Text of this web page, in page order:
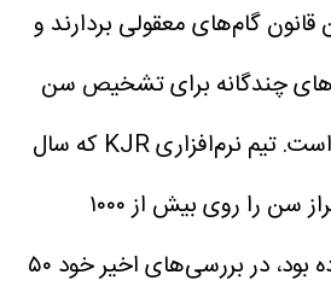
گام‌های معقولی بردارند و
چندگانه برای تشخیص سن
است.
تیم نرم‌افزاری KJR که سال
گذشته نرم‌افزارهای احراز سن را روی بیش از ۱۰۰۰
استرالیایی آزمایش کرده بود، در بررسی‌های اخیر خود ۵۰